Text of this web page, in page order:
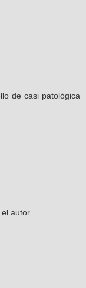
de casi patológica
autor.